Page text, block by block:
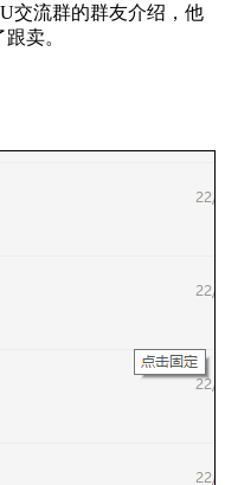
交流群的群友介绍，他
卖。